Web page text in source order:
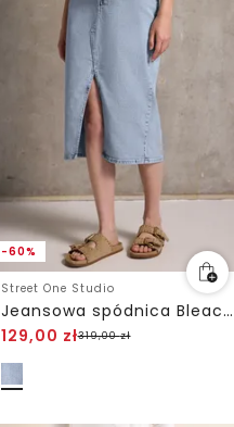
-60%
Street One Studio
Jeansowa spódnica Bleached
129,00 zł319,00zł